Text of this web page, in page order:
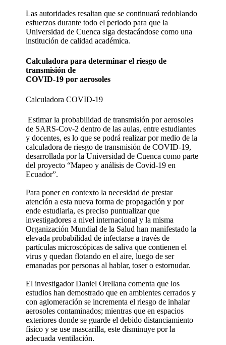
Las autoridades resaltan que se continuará redoblando
esfuerzos durante todo el periodo para que la
Universidad de Cuenca siga destacándose como una
institución de calidad académica.
Calculadora para determinar el riesgo de
transmisión de
COVID-19 por aerosoles
Calculadora COVID-19
Estimar la probabilidad de transmisión por aerosoles
de SARS-Cov-2 dentro de las aulas, entre estudiantes
y docentes, es lo que se podrá realizar por medio de la
calculadora de riesgo de transmisión de COVID-19,
desarrollada por la Universidad de Cuenca como parte
del proyecto “Mapeo y análisis de Covid-19 en
Ecuador”.
Para poner en contexto la necesidad de prestar
atención a esta nueva forma de propagación y por
ende estudiarla, es preciso puntualizar que
investigadores a nivel internacional y la misma
Organización Mundial de la Salud han manifestado la
elevada probabilidad de infectarse a través de
partículas microscópicas de saliva que contienen el
virus y quedan flotando en el aire, luego de ser
emanadas por personas al hablar, toser o estornudar.
El investigador Daniel Orellana comenta que los
estudios han demostrado que en ambientes cerrados y
con aglomeración se incrementa el riesgo de inhalar
aerosoles contaminados; mientras que en espacios
exteriores donde se guarde el debido distanciamiento
físico y se use mascarilla, este disminuye por la
adecuada ventilación.